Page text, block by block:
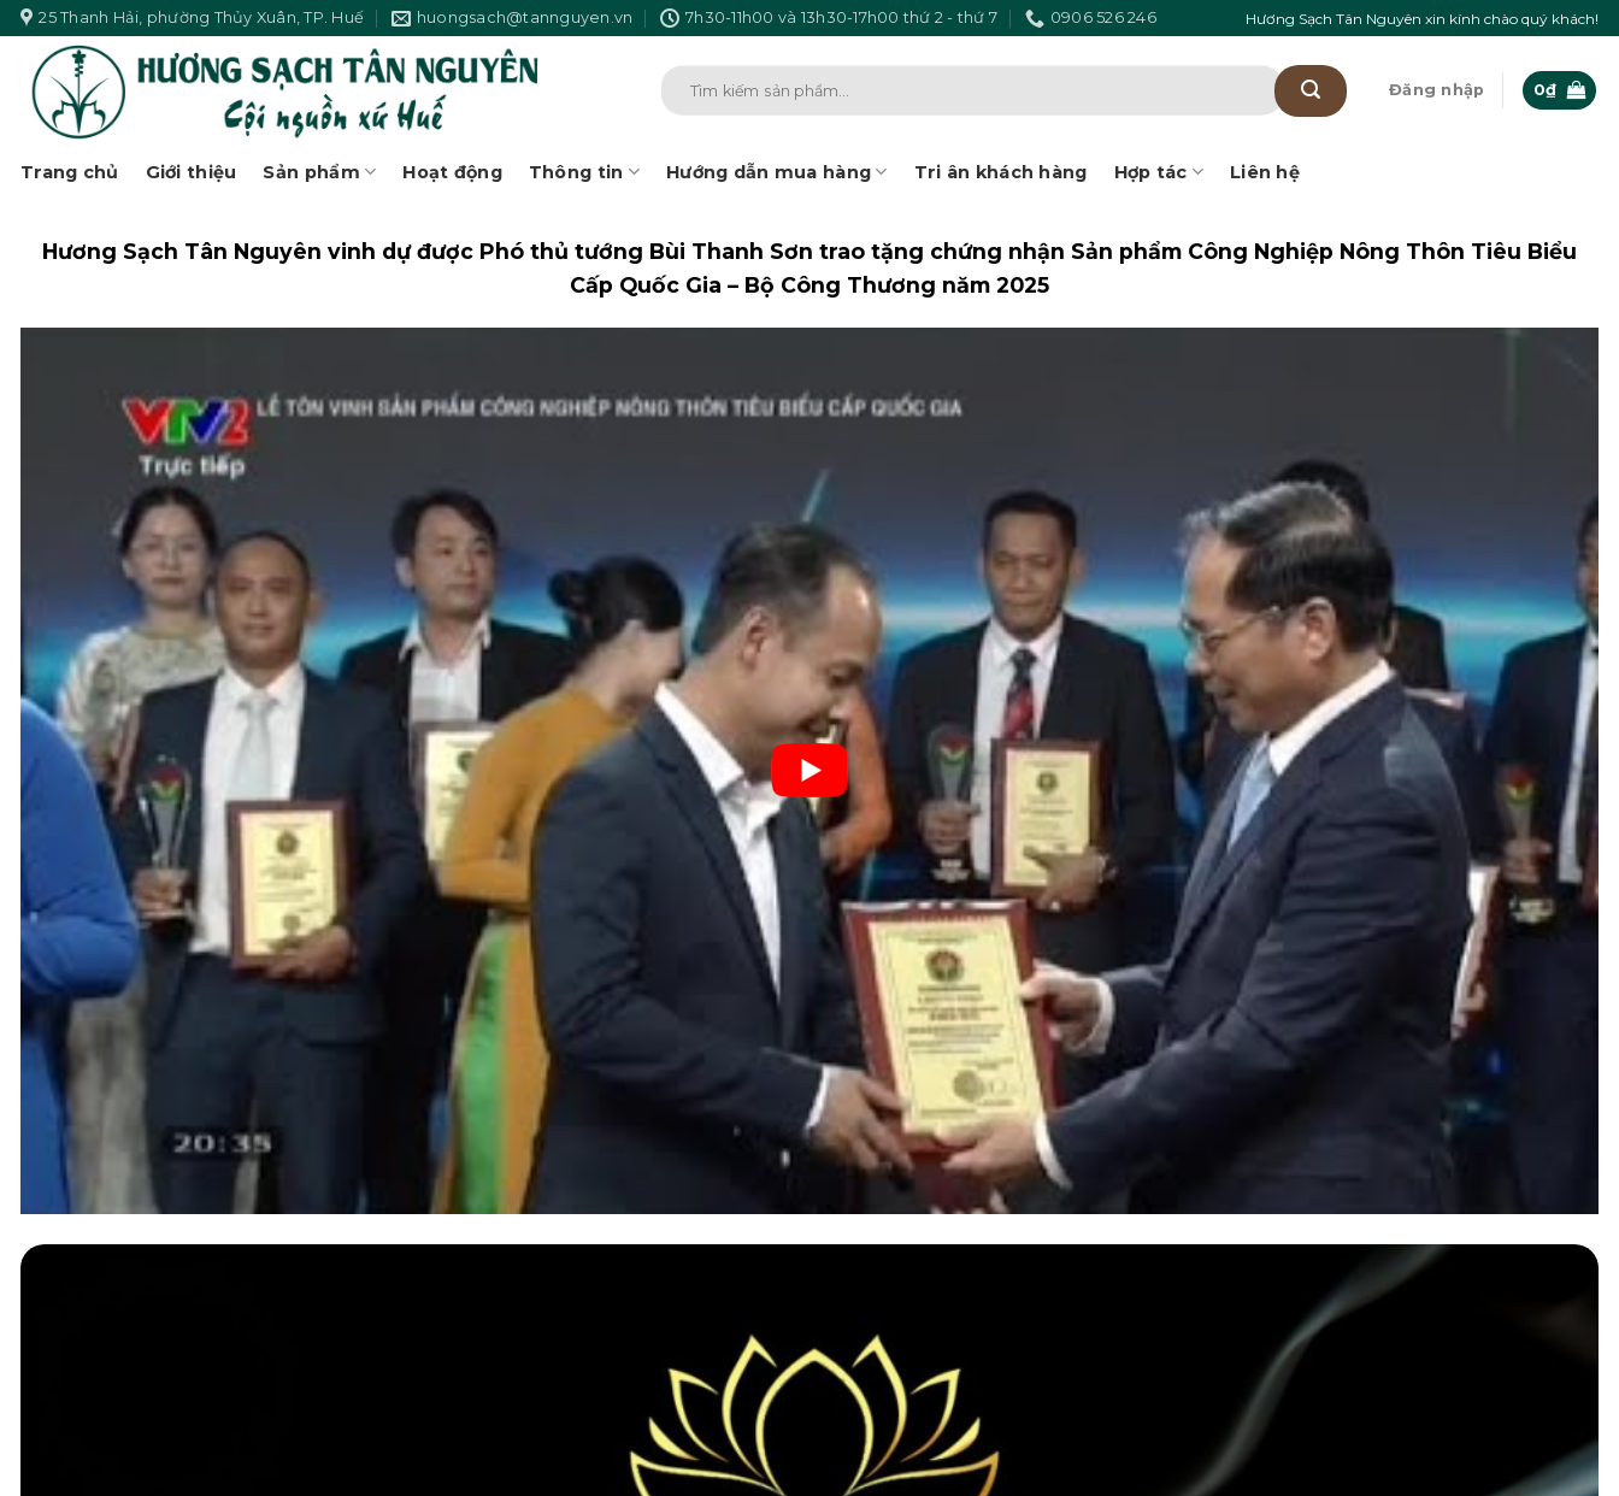
Skip
to
content
25 Thanh Hải, phường Thủy Xuân, TP. Huế huongsach@tannguyen.vn 7h30-11h00 và 13h30-17h00 thứ 2 - thứ 7 0906 526 246 Hương Sạch Tân Nguyên xin kính chào quý khách!
Đăng nhập 0₫
Trang chủ Giới thiệu Sản phẩm Hoạt động Thông tin Hướng dẫn mua hàng Tri ân khách hàng Hợp tác Liên hệ
Hương Sạch Tân Nguyên vinh dự được Phó thủ tướng Bùi Thanh Sơn trao tặng chứng nhận Sản phẩm Công Nghiệp Nông Thôn Tiêu Biểu
Cấp Quốc Gia – Bộ Công Thương năm 2025